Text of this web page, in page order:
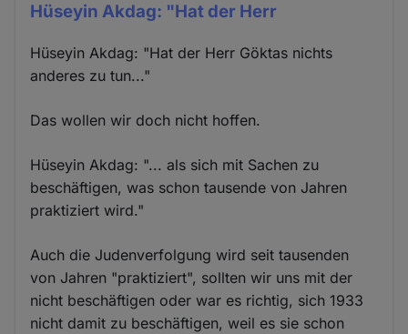
Hüseyin Akdag: "Hat der Herr
Hüseyin Akdag: "Hat der Herr Göktas nichts
anderes zu tun..."
Das wollen wir doch nicht hoffen.
Hüseyin Akdag: "... als sich mit Sachen zu
beschäftigen, was schon tausende von Jahren
praktiziert wird."
Auch die Judenverfolgung wird seit tausenden
von Jahren "praktiziert", sollten wir uns mit der
nicht beschäftigen oder war es richtig, sich 1933
nicht damit zu beschäftigen, weil es sie schon